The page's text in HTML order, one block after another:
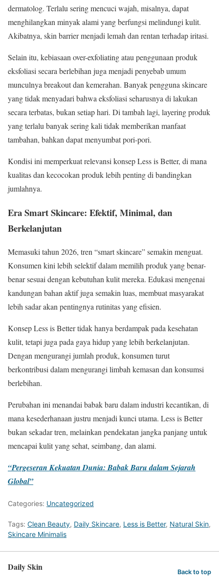
dermatolog. Terlalu sering mencuci wajah, misalnya, dapat
menghilangkan minyak alami yang berfungsi melindungi kulit.
Akibatnya, skin barrier menjadi lemah dan rentan terhadap iritasi.
Selain itu, kebiasaan over-exfoliating atau penggunaan produk
eksfoliasi secara berlebihan juga menjadi penyebab umum
munculnya breakout dan kemerahan. Banyak pengguna skincare
yang tidak menyadari bahwa eksfoliasi seharusnya di lakukan
secara terbatas, bukan setiap hari. Di tambah lagi, layering produk
yang terlalu banyak sering kali tidak memberikan manfaat
tambahan, bahkan dapat menyumbat pori-pori.
Kondisi ini memperkuat relevansi konsep Less is Better, di mana
kualitas dan kecocokan produk lebih penting di bandingkan
jumlahnya.
Era Smart Skincare: Efektif, Minimal, dan
Berkelanjutan
Memasuki tahun 2026, tren “smart skincare” semakin menguat.
Konsumen kini lebih selektif dalam memilih produk yang benar-
benar sesuai dengan kebutuhan kulit mereka. Edukasi mengenai
kandungan bahan aktif juga semakin luas, membuat masyarakat
lebih sadar akan pentingnya rutinitas yang efisien.
Konsep Less is Better tidak hanya berdampak pada kesehatan
kulit, tetapi juga pada gaya hidup yang lebih berkelanjutan.
Dengan mengurangi jumlah produk, konsumen turut
berkontribusi dalam mengurangi limbah kemasan dan konsumsi
berlebihan.
Perubahan ini menandai babak baru dalam industri kecantikan, di
mana kesederhanaan justru menjadi kunci utama. Less is Better
bukan sekadar tren, melainkan pendekatan jangka panjang untuk
mencapai kulit yang sehat, seimbang, dan alami.
“Pergeseran Kekuatan Dunia: Babak Baru dalam Sejarah
Global”
Categories: Uncategorized
Tags: Clean Beauty, Daily Skincare, Less is Better, Natural Skin,
Skincare Minimalis
Daily Skin Back to top